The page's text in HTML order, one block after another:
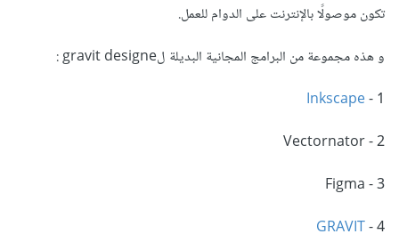
تكون موصولًا بالإنترنت على الدوام للعمل.
و هذه مجموعة من البرامج المجانية البديلة لgravit designe :
1 -
Inkscape
2 - Vectornator
3 - Figma
4 -
GRAVIT